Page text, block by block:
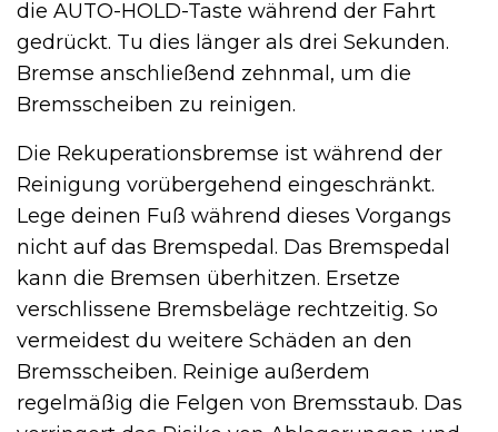
die AUTO-HOLD-Taste während der Fahrt
gedrückt. Tu dies länger als drei Sekunden.
Bremse anschließend zehnmal, um die
Bremsscheiben zu reinigen.
Die Rekuperationsbremse ist während der
Reinigung vorübergehend eingeschränkt.
Lege deinen Fuß während dieses Vorgangs
nicht auf das Bremspedal. Das Bremspedal
kann die Bremsen überhitzen. Ersetze
verschlissene Bremsbeläge rechtzeitig. So
vermeidest du weitere Schäden an den
Bremsscheiben. Reinige außerdem
regelmäßig die Felgen von Bremsstaub. Das